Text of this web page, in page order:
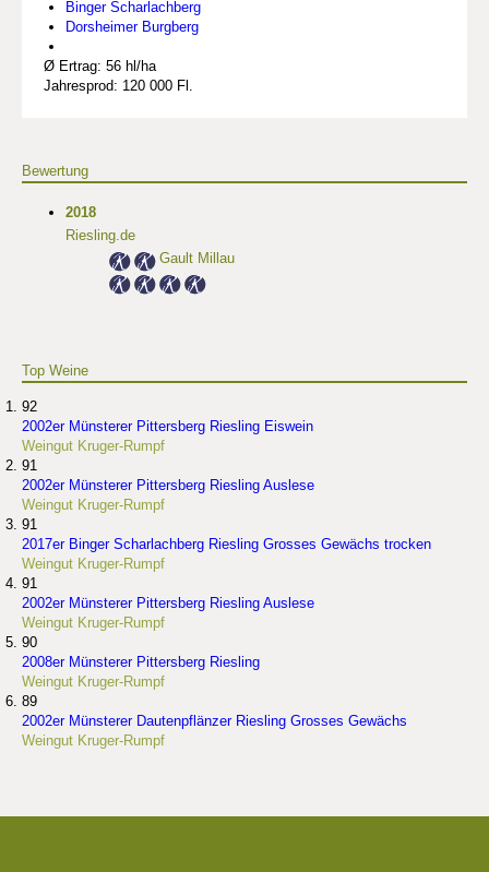
Binger Scharlachberg
Dorsheimer Burgberg
Ø Ertrag: 56 hl/ha
Jahresprod: 120 000 Fl.
Bewertung
2018
Riesling.de
Gault Millau
Top Weine
92
2002er Münsterer Pittersberg Riesling Eiswein
Weingut Kruger-Rumpf
91
2002er Münsterer Pittersberg Riesling Auslese
Weingut Kruger-Rumpf
91
2017er Binger Scharlachberg Riesling Grosses Gewächs trocken
Weingut Kruger-Rumpf
91
2002er Münsterer Pittersberg Riesling Auslese
Weingut Kruger-Rumpf
90
2008er Münsterer Pittersberg Riesling
Weingut Kruger-Rumpf
89
2002er Münsterer Dautenpflänzer Riesling Grosses Gewächs
Weingut Kruger-Rumpf